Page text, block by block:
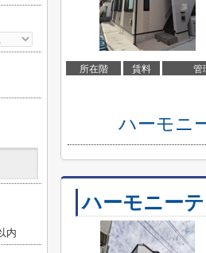
所在階 賃料 管
ハーモニ
ハーモニー
内